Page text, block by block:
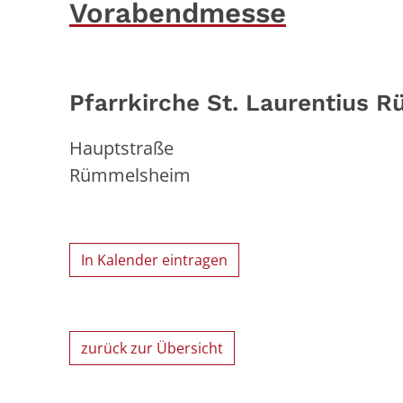
Vorabendmesse
Pfarrkirche St. Laurentius
Hauptstraße
Rümmelsheim
In Kalender eintragen
zurück zur Übersicht